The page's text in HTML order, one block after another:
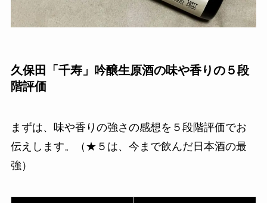
久保田「千寿」吟醸生原酒の味や香りの５段
階評価
まずは、味や香りの強さの感想を５段階評価でお
伝えします。（★５は、今まで飲んだ日本酒の最
強）